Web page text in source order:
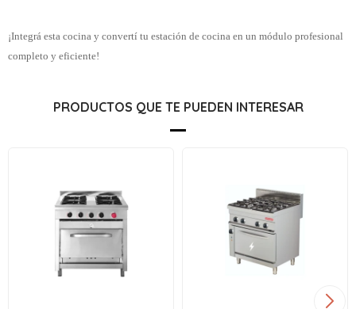
¡Integrá esta cocina y convertí tu estación de cocina en un módulo profesional
completo y eficiente!
PRODUCTOS QUE TE PUEDEN INTERESAR